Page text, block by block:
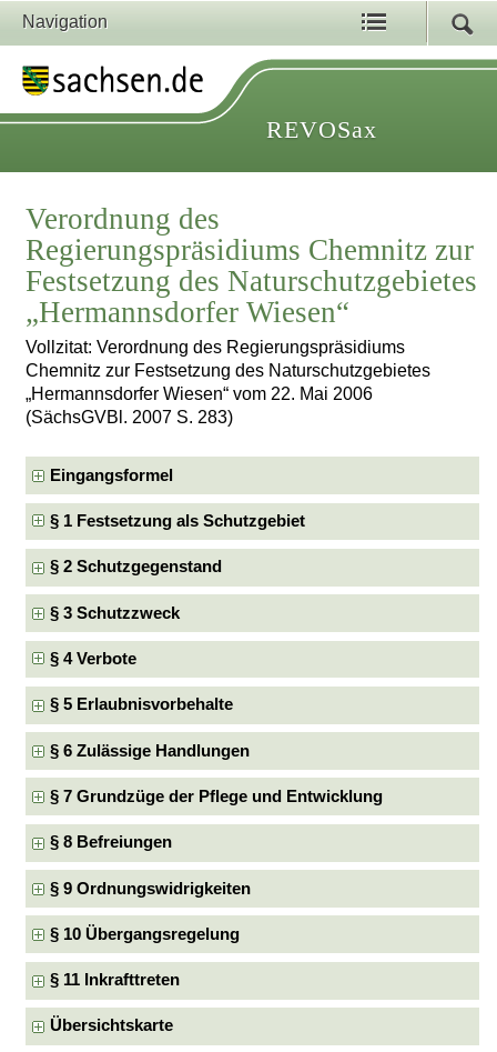
Navigation
REVOSax
Verordnung des
Regierungspräsidiums Chemnitz zur
Festsetzung des Naturschutzgebietes
„Hermannsdorfer Wiesen“
Vollzitat: Verordnung des Regierungspräsidiums
Chemnitz zur Festsetzung des Naturschutzgebietes
„Hermannsdorfer Wiesen“ vom 22. Mai 2006
(SächsGVBl. 2007 S. 283)
Eingangsformel
§ 1 Festsetzung als Schutzgebiet
§ 2 Schutzgegenstand
§ 3 Schutzzweck
§ 4 Verbote
§ 5 Erlaubnisvorbehalte
§ 6 Zulässige Handlungen
§ 7 Grundzüge der Pflege und Entwicklung
§ 8 Befreiungen
§ 9 Ordnungswidrigkeiten
§ 10 Übergangsregelung
§ 11 Inkrafttreten
Übersichtskarte